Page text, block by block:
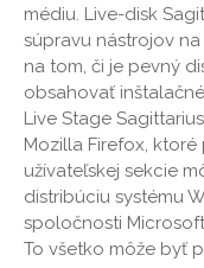
médiu. Live-disk
súpravu nástrojov
na tom, či je pevný
obsahovať
Live Stage
Mozilla Firefox,
užívateľskej sekcie
distribúciu systému
spoločnosti
To všetko môže byť